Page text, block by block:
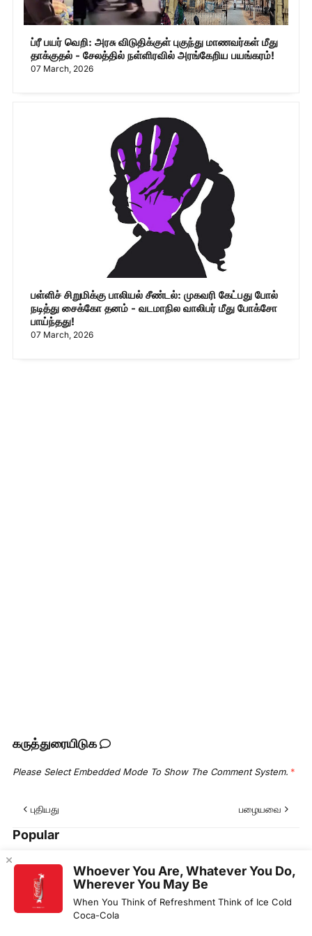
ப்ரீ பயர் வெறி: அரசு விடுதிக்குள் புகுந்து மாணவர்கள் மீது
தாக்குதல் - சேலத்தில் நள்ளிரவில் அரங்கேறிய பயங்கரம்!
07 March, 2026
பள்ளிச் சிறுமிக்கு பாலியல் சீண்டல்: முகவரி கேட்பது போல்
நடித்து சைக்கோ தனம் - வடமாநில வாலிபர் மீது போக்சோ
பாய்ந்தது!
07 March, 2026
கருத்துரையிடுக
Please Select Embedded Mode To Show The Comment System. *
புதியது பழையவை
Popular
Whoever You Are, Whatever You Do,
Wherever You May Be
When You Think of Refreshment Think of Ice Cold
Coca-Cola